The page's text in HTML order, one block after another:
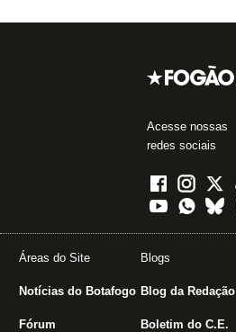
Acesse nossas
redes sociais
Áreas do Site
Notícias do Botafogo
Fórum
Blogs
Blog da Redação
Boletim do C.E.